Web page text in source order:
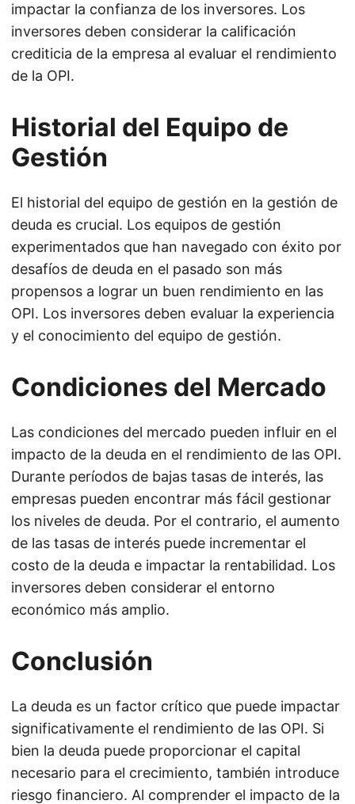
impactar la confianza de los inversores. Los
inversores deben considerar la calificación
crediticia de la empresa al evaluar el rendimiento
de la OPI.
Historial del Equipo de
Gestión
El historial del equipo de gestión en la gestión de
deuda es crucial. Los equipos de gestión
experimentados que han navegado con éxito por
desafíos de deuda en el pasado son más
propensos a lograr un buen rendimiento en las
OPI. Los inversores deben evaluar la experiencia
y el conocimiento del equipo de gestión.
Condiciones del Mercado
Las condiciones del mercado pueden influir en el
impacto de la deuda en el rendimiento de las OPI.
Durante períodos de bajas tasas de interés, las
empresas pueden encontrar más fácil gestionar
los niveles de deuda. Por el contrario, el aumento
de las tasas de interés puede incrementar el
costo de la deuda e impactar la rentabilidad. Los
inversores deben considerar el entorno
económico más amplio.
Conclusión
La deuda es un factor crítico que puede impactar
significativamente el rendimiento de las OPI. Si
bien la deuda puede proporcionar el capital
necesario para el crecimiento, también introduce
riesgo financiero. Al comprender el impacto de la